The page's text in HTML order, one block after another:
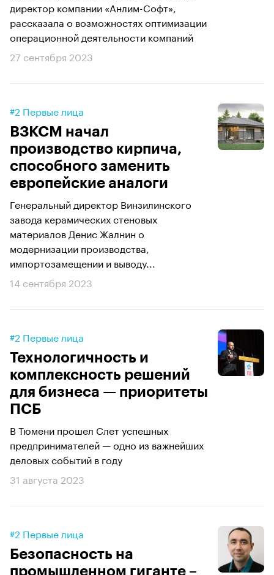
директор компании «Анлим-Софт»,
рассказала о возможностях оптимизации
операционной деятельности компаний
27 сентября 2023
#2 Первые лица
ВЗКСМ начал
производство кирпича,
способного заменить
европейские аналоги
Генеральный директор Винзилинского
завода керамических стеновых
материалов Денис Жалнин о
модернизации производства,
импортозамещении и выводу...
14 сентября 2023
#2 Первые лица
Технологичность и
комплексность решений
для бизнеса — приоритеты
ПСБ
В Тюмени прошел Слет успешных
предпринимателей — одно из важнейших
деловых событий в году
31 августа 2023
#2 Первые лица
Безопасность на
промышленном гиганте –